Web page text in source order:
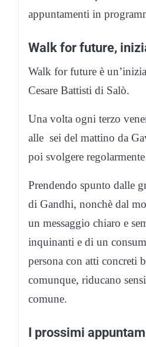
appuntamenti in
Walk for future,
Walk for future è
Cesare Battisti di Salò.
Una volta ogni terzo
alle sei del mattino da
poi svolgere
Prendendo spunto dalle
di Gandhi, nonchè dal
un messaggio chiaro e
inquinanti e di un
persona con atti concreti
comunque, riducano
comune.
I prossimi